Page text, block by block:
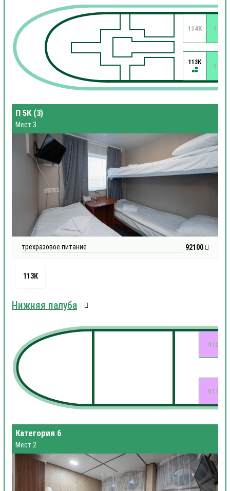
111
112
113К
114К
П 5К (3)
Мест 3
трёхразовое питание 92100
113К
Нижняя палуба
011
012
Категория 6
Мест 2